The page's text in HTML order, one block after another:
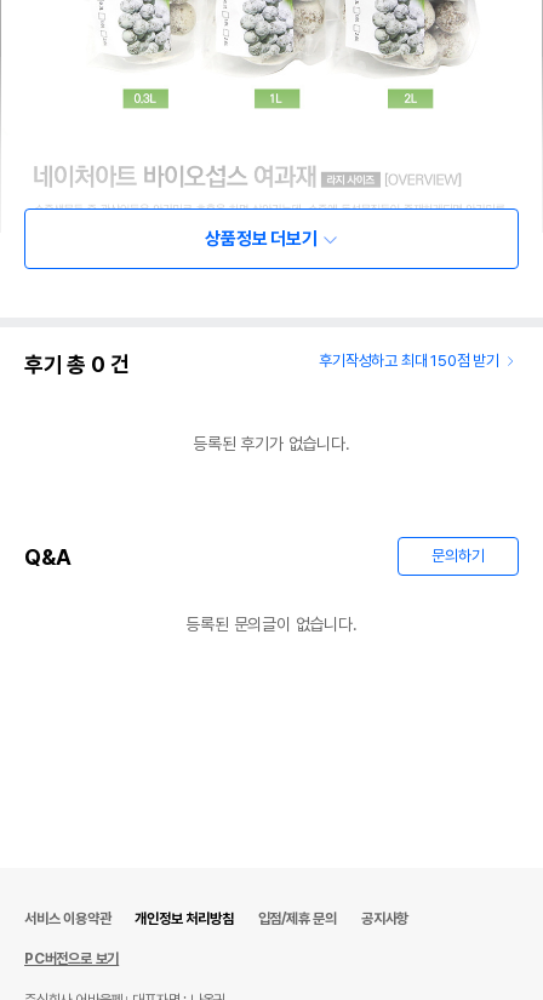
상품정보 더보기
후기 총 0 건 후기작성하고 최대 150점 받기
등록된 후기가 없습니다.
Q&A 문의하기
등록된 문의글이 없습니다.
서비스 이용약관 개인정보 처리방침 입점/제휴 문의 공지사항
PC버전으로 보기